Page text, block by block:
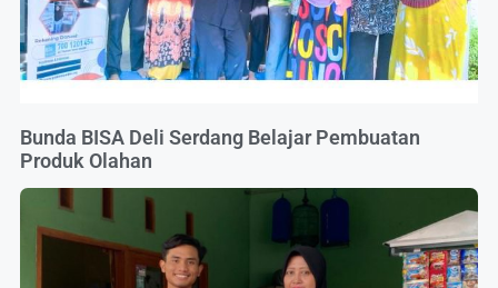
Bunda BISA Deli Serdang Belajar Pembuatan
Produk Olahan